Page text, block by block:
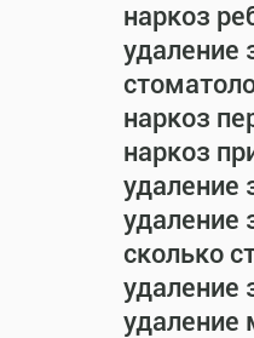
наркоз
удаление
наркоз
наркоз
удаление
удаление
сколько
удаление
удаление